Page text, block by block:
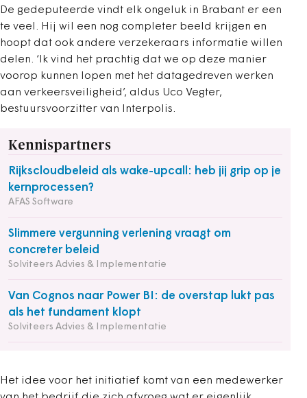
De gedeputeerde vindt elk ongeluk in Brabant er een
te veel. Hij wil een nog completer beeld krijgen en
hoopt dat ook andere verzekeraars informatie willen
delen. ‘Ik vind het prachtig dat we op deze manier
voorop kunnen lopen met het datagedreven werken
aan verkeersveiligheid’, aldus Uco Vegter,
bestuursvoorzitter van Interpolis.
Kennispartners
Rijkscloudbeleid als wake-upcall: heb jij grip op je
kernprocessen?
AFAS Software
Slimmere vergunning verlening vraagt om
concreter beleid
Solviteers Advies & Implementatie
Van Cognos naar Power BI: de overstap lukt pas
als het fundament klopt
Solviteers Advies & Implementatie
Het idee voor het initiatief komt van een medewerker